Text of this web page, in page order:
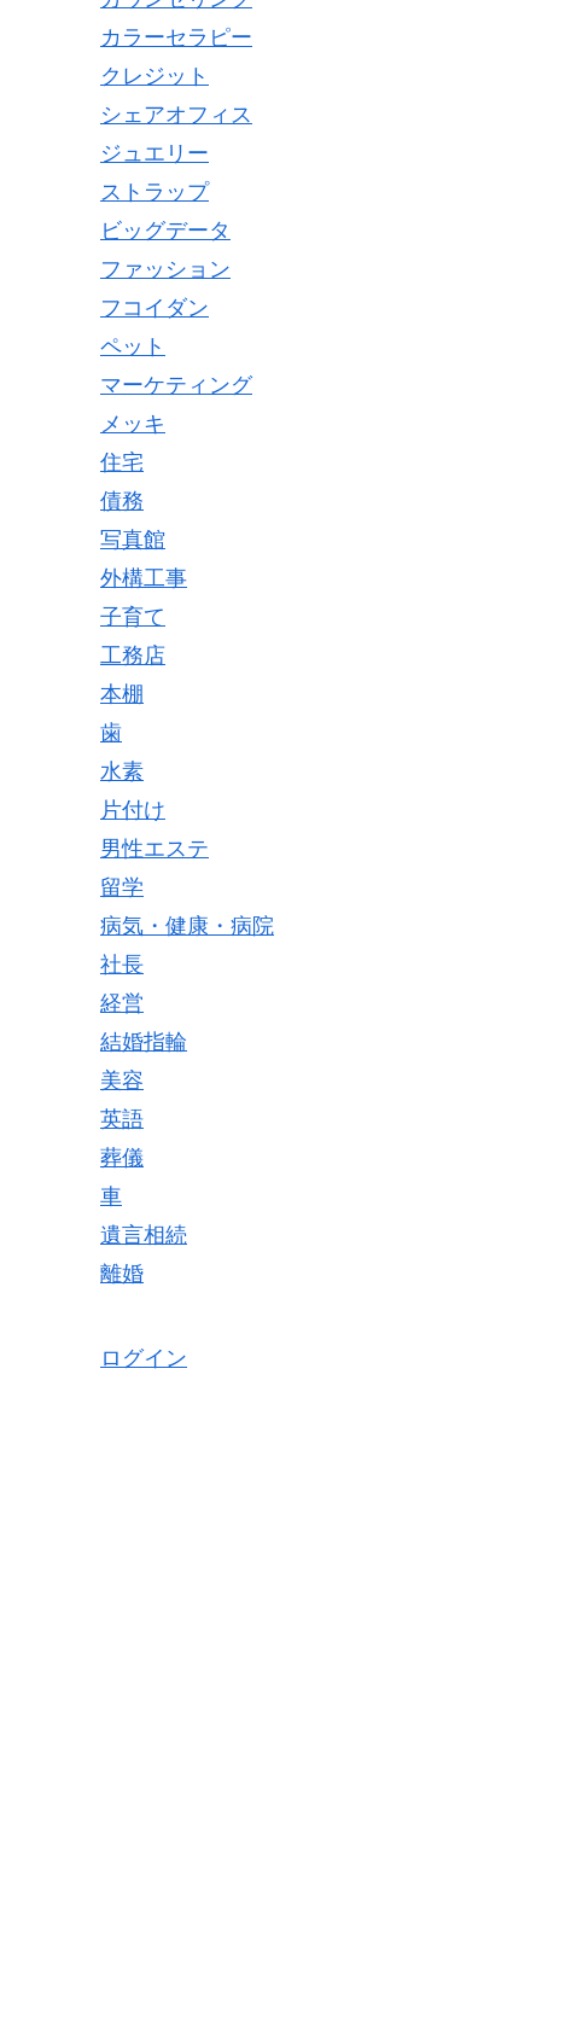
カラーセラピー
クレジット
シェアオフィス
ジュエリー
ストラップ
ビッグデータ
ファッション
フコイダン
ペット
マーケティング
メッキ
住宅
債務
写真館
外構工事
子育て
工務店
本棚
歯
水素
片付け
男性エステ
留学
病気・健康・病院
社長
経営
結婚指輪
美容
英語
葬儀
車
遺言相続
離婚
ログイン